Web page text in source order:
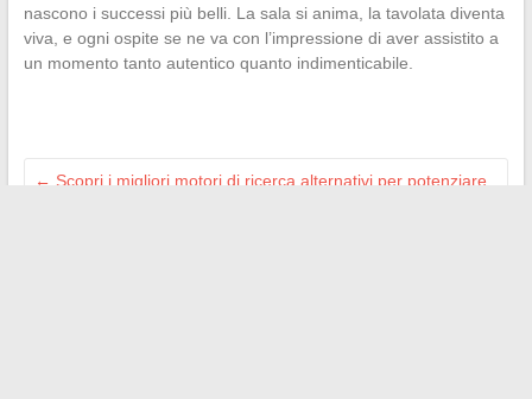
nascono i successi più belli. La sala si anima, la tavolata diventa
viva, e ogni ospite se ne va con l’impressione di aver assistito a
un momento tanto autentico quanto indimenticabile.
← Scopri i migliori motori di ricerca alternativi per potenziare